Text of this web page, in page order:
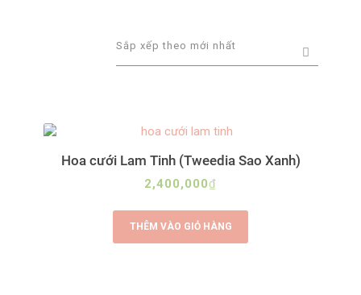
Hoa cưới Lam Tinh (Tweedia Sao Xanh)
2,400,000₫
THÊM VÀO GIỎ HÀNG